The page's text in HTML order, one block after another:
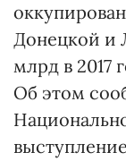
Донецкой и
млрд в 2017
Об этом